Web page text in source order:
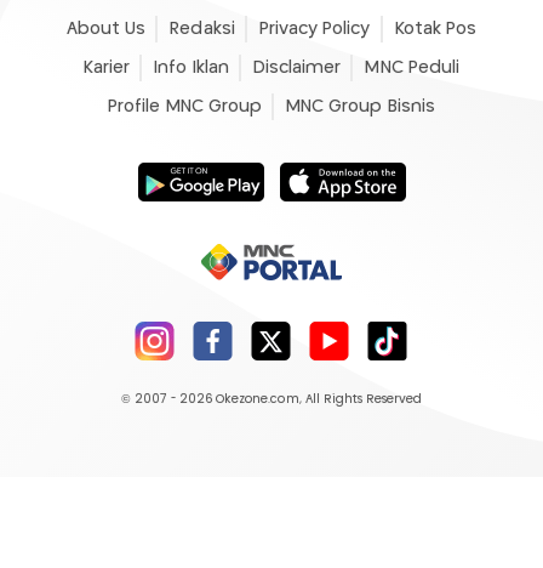
About Us Redaksi Privacy Policy Kotak Pos
Karier Info Iklan Disclaimer MNC Peduli
Profile MNC Group MNC Group Bisnis
© 2007 - 2026 Okezone.com, All Rights Reserved